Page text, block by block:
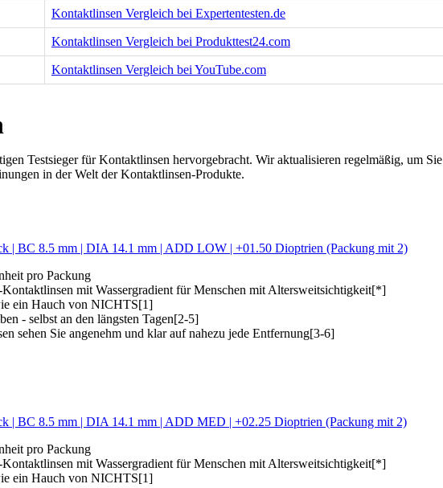
Kontaktlinsen Vergleich bei Expertentesten.de
Kontaktlinsen Vergleich bei Produkttest24.com
Kontaktlinsen Vergleich bei YouTube.com
Testsieger für Kontaktlinsen hervorgebracht. Wir aktualisieren regelmäßig, um
in der Welt der Kontaktlinsen-Produkte.
| BC 8.5 mm | DIA 14.1 mm | ADD LOW | +01.50 Dioptrien (Packung mit 2)
pro Packung
mit Wassergradient für Menschen mit Altersweitsichtigkeit[*]
ein Hauch von NICHTS[1]
- selbst an den längsten Tagen[2-5]
Sie angenehm und klar auf nahezu jede Entfernung[3-6]
| BC 8.5 mm | DIA 14.1 mm | ADD MED | +02.25 Dioptrien (Packung mit 2)
pro Packung
mit Wassergradient für Menschen mit Altersweitsichtigkeit[*]
ein Hauch von NICHTS[1]